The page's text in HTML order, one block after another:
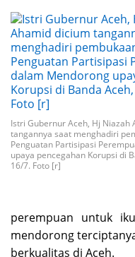
Istri Gubernur Aceh, Hj Niazah
tangannya saat menghadiri
Penguatan Partisipasi
upaya pencegahan Korupsi di
16/7. Foto [r]
perempuan untuk
mendorong
berkualitas di Aceh.